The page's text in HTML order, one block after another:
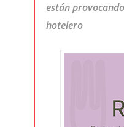
están
hotelero